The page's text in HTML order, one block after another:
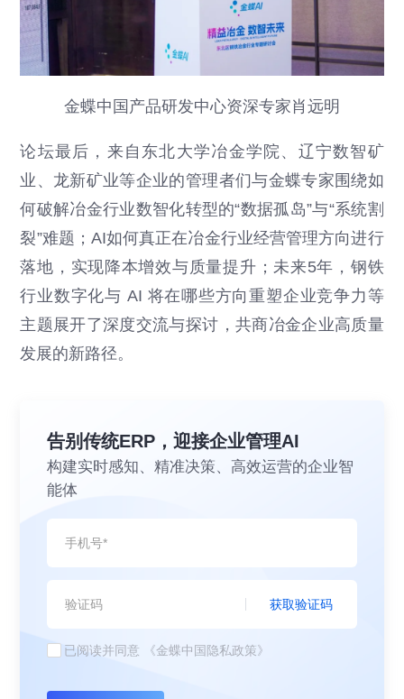
金蝶中国产品研发中心资深专家肖远明
论坛最后，来自东北大学冶金学院、辽宁数智矿
业、龙新矿业等企业的管理者们与金蝶专家围绕如
何破解冶金行业数智化转型的“数据孤岛”与“系统割
裂”难题；AI如何真正在冶金行业经营管理方向进行
落地，实现降本增效与质量提升；未来5年，钢铁
行业数字化与 AI 将在哪些方向重塑企业竞争力等
主题展开了深度交流与探讨，共商冶金企业高质量
发展的新路径。
告别传统ERP，迎接企业管理AI
构建实时感知、精准决策、高效运营的企业智
能体
获取验证码
已阅读并同意 《金蝶中国隐私政策》